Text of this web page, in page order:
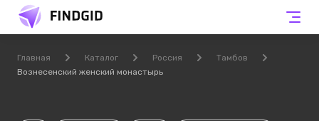
Главная Каталог Россия
Тамбов
Вознесенский женский монастырь